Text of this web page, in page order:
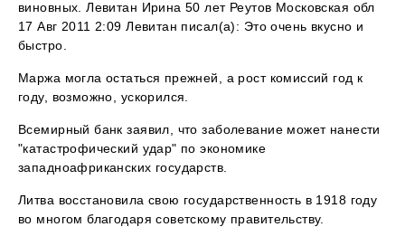
виновных. Левитан Ирина 50 лет Реутов Московская обл
17 Авг 2011 2:09 Левитан писал(а): Это очень вкусно и
быстро.
Маржа могла остаться прежней, а рост комиссий год к
году, возможно, ускорился.
Всемирный банк заявил, что заболевание может нанести
"катастрофический удар" по экономике
западноафриканских государств.
Литва восстановила свою государственность в 1918 году
во многом благодаря советскому правительству.